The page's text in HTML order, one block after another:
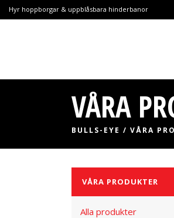
Hyr hoppborgar & uppblåsbara hinderbanor
VÅRA
BULLS-EYE / VÅRA
VÅRA PRODUKTER
Alla produkter